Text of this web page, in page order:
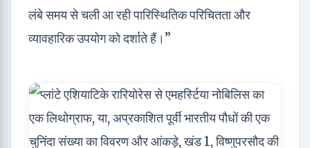
लंबे समय से चली आ रही पारिस्थितिक परिचितता और
व्यावहारिक उपयोग को दर्शाते हैं।”